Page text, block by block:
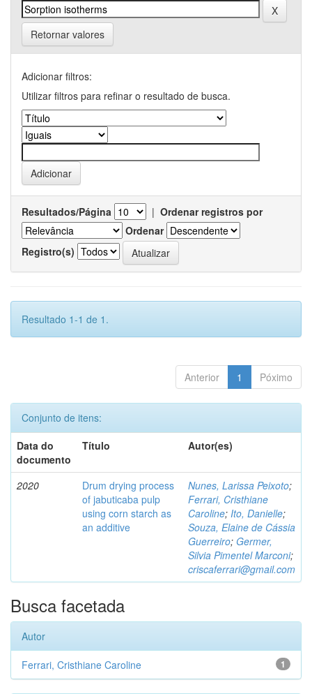
Retornar valores
Adicionar filtros:
Utilizar filtros para refinar o resultado de busca.
Resultados/Página | Ordenar registros por
Ordenar
Registro(s)
Resultado 1-1 de 1.
Anterior 1 Póximo
Conjunto de itens:
Data do
documento
Título Autor(es)
2020
Drum drying process
of jabuticaba pulp
using corn starch as
an additive
Nunes, Larissa Peixoto;
Ferrari, Cristhiane
Caroline; Ito, Danielle;
Souza, Elaine de Cássia
Guerreiro; Germer,
Silvia Pimentel Marconi;
criscaferrari@gmail.com
Busca facetada
Autor
1
Ferrari, Cristhiane Caroline